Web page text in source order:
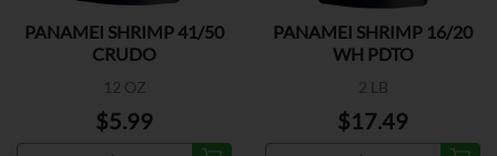
PANAMEI SHRIMP 41/50
CRUDO
12 OZ
$5.99
PANAMEI SHRIMP 16/20
WH PDTO
2 LB
$17.49